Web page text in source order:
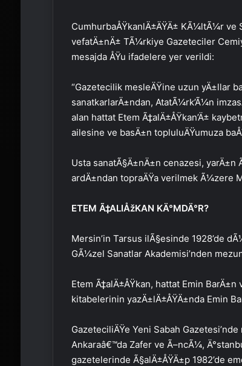
CumhurbaÅŸkanlÄ±ÄŸÄ± KÃ¼ltÃ¼r
vefatÄ±nÄ± TÃ¼rkiye Gazeteciler
mesajda ÅŸu ifadelere yer verildi:
“Gazetecilik mesleÄŸine uzun yÄ±llar
sanatkarlarÄ±ndan, AtatÃ¼rk’Ã¼n
alan hattat Etem Ã‡alÄ±ÅŸkan’Ä±
ailesine ve basÄ±n topluluÄŸumuza
Usta sanatÃ§Ä±nÄ±n cenazesi, yarÄ±n
ardÄ±ndan topraÄŸa verilmek Ã¼zere
ETEM Ã‡ALIÅžKAN KÄ°MDÄ°R?
Mersin’in Tarsus ilÃ§esinde 1928’de
GÃ¼zel Sanatlar Akademisi’nden
Etem Ã‡alÄ±ÅŸkan, hattat Emin
kitabelerinin yazÄ±lÄ±ÅŸÄ±nda Emin
GazeteciliÄŸe Yeni Sabah
Ankaraâ€™da Zafer ve Ã–ncÃ¼,
gazetelerinde Ã§alÄ±ÅŸÄ±p 1982’de